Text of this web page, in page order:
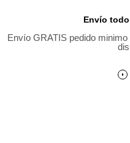
Envío
Envío GRATIS pedido